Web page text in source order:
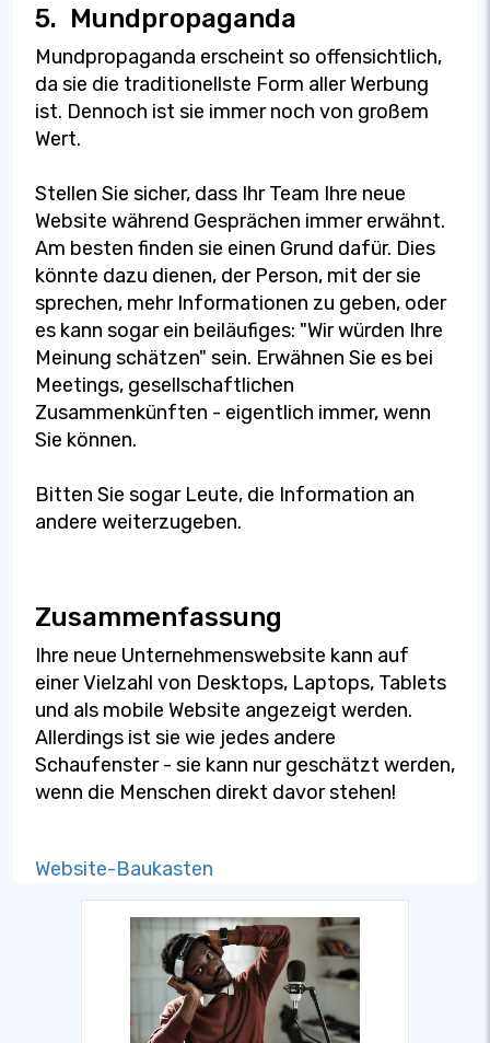
5. Mundpropaganda
Mundpropaganda erscheint so offensichtlich,
da sie die traditionellste Form aller Werbung
ist. Dennoch ist sie immer noch von großem
Wert.
Stellen Sie sicher, dass Ihr Team Ihre neue
Website während Gesprächen immer erwähnt.
Am besten finden sie einen Grund dafür. Dies
könnte dazu dienen, der Person, mit der sie
sprechen, mehr Informationen zu geben, oder
es kann sogar ein beiläufiges: "Wir würden Ihre
Meinung schätzen" sein. Erwähnen Sie es bei
Meetings, gesellschaftlichen
Zusammenkünften - eigentlich immer, wenn
Sie können.
Bitten Sie sogar Leute, die Information an
andere weiterzugeben.
Zusammenfassung
Ihre neue Unternehmenswebsite kann auf
einer Vielzahl von Desktops, Laptops, Tablets
und als mobile Website angezeigt werden.
Allerdings ist sie wie jedes andere
Schaufenster - sie kann nur geschätzt werden,
wenn die Menschen direkt davor stehen!
Website-Baukasten